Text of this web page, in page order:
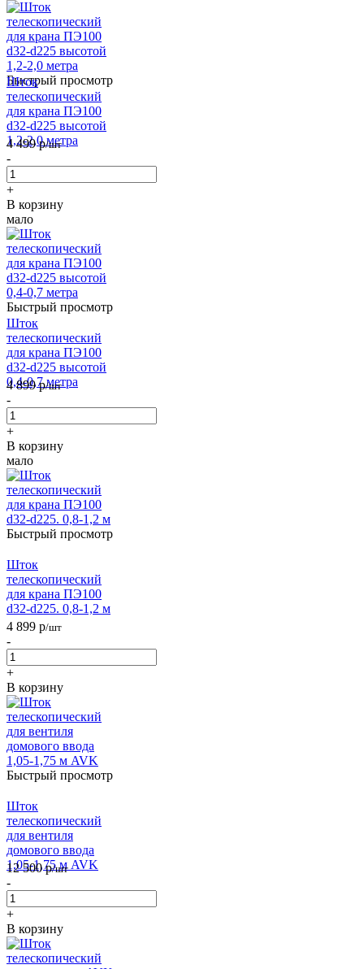
Быстрый просмотр
Шток
телескопический
для крана ПЭ100
d32-d225 высотой
1,2-2,0 метра
4 499р/шт
-
+
В корзину
мало
Быстрый просмотр
Шток
телескопический
для крана ПЭ100
d32-d225 высотой
0,4-0,7 метра
4 899р/шт
-
+
В корзину
мало
Быстрый просмотр
Шток
телескопический
для крана ПЭ100
d32-d225. 0,8-1,2 м
4 899 р/шт
-
+
В корзину
Быстрый просмотр
Шток
телескопический
для вентиля
домового ввода
1,05-1,75 м AVK
12 500р/шт
-
+
В корзину